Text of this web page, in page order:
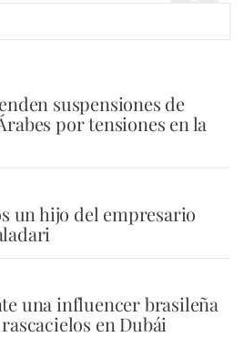
suspensiones de
por tensiones en la
un hijo del empresario
una influencer brasileña
en Dubái